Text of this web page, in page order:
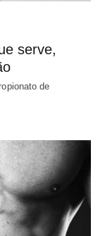
serve,
de